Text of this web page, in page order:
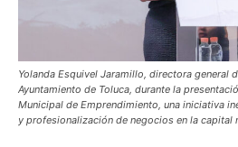
Yolanda Esquivel Jaramillo, directora general
Ayuntamiento de Toluca, durante la
Municipal de Emprendimiento, una iniciativa
y profesionalización de negocios en la capital